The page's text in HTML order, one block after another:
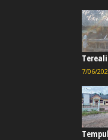
7/06/